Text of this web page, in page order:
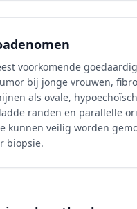
voorkomende
bij jonge vrouwen,
als ovale,
randen en parallelle
kunnen veilig worden
biopsie.